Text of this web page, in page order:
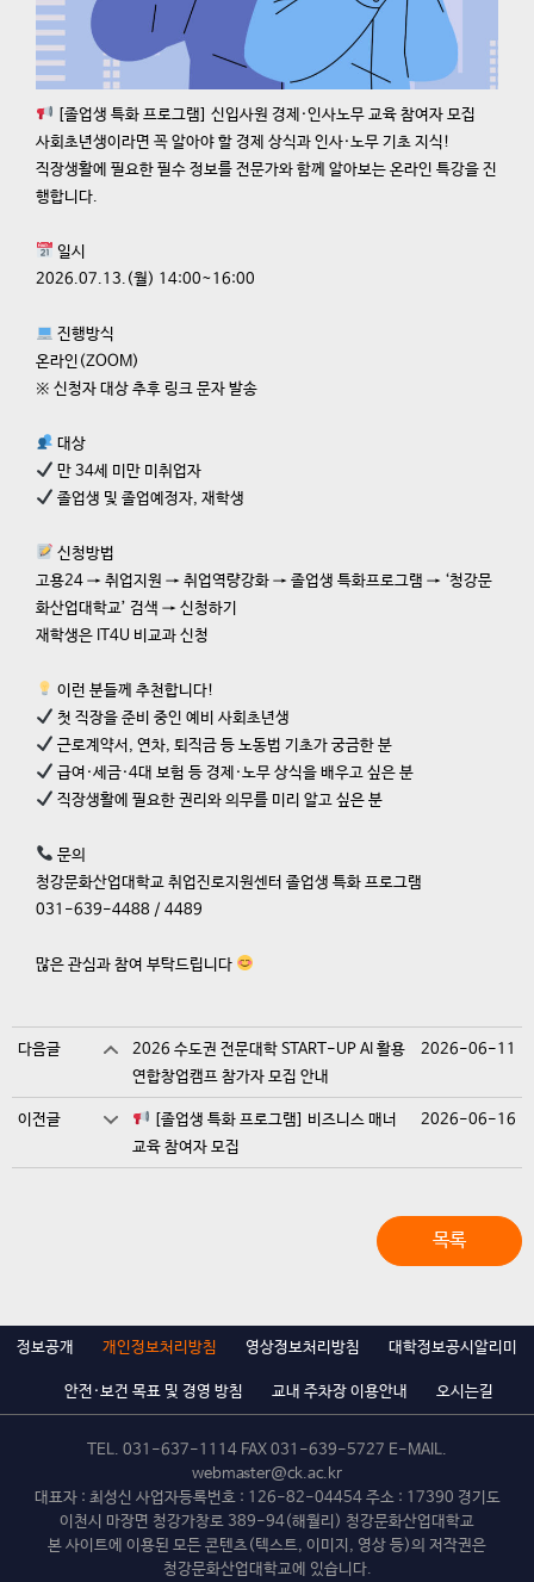
[졸업생 특화 프로그램] 신입사원 경제·인사노무 교육 참여자 모집
사회초년생이라면 꼭 알아야 할 경제 상식과 인사·노무 기초 지식!
직장생활에 필요한 필수 정보를 전문가와 함께 알아보는 온라인 특강을 진
행합니다.
일시
2026.07.13.(월) 14:00~16:00
진행방식
온라인(ZOOM)
※ 신청자 대상 추후 링크 문자 발송
대상
만 34세 미만 미취업자
졸업생 및 졸업예정자, 재학생
신청방법
고용24 → 취업지원 → 취업역량강화 → 졸업생 특화프로그램 → ‘청강문
화산업대학교’ 검색 → 신청하기
재학생은 IT4U 비교과 신청
이런 분들께 추천합니다!
첫 직장을 준비 중인 예비 사회초년생
근로계약서, 연차, 퇴직금 등 노동법 기초가 궁금한 분
급여·세금·4대 보험 등 경제·노무 상식을 배우고 싶은 분
직장생활에 필요한 권리와 의무를 미리 알고 싶은 분
문의
청강문화산업대학교 취업진로지원센터 졸업생 특화 프로그램
031-639-4488 / 4489
많은 관심과 참여 부탁드립니다
다음글
2026 수도권 전문대학 START-UP AI 활용
연합창업캠프 참가자 모집 안내
2026-06-11
이전글
[졸업생 특화 프로그램] 비즈니스 매너
교육 참여자 모집
2026-06-16
목록
정보공개 개인정보처리방침 영상정보처리방침 대학정보공시알리미
안전·보건 목표 및 경영 방침 교내 주차장 이용안내 오시는길
TEL. 031-637-1114 FAX 031-639-5727 E-MAIL.
webmaster@ck.ac.kr
대표자 : 최성신 사업자등록번호 : 126-82-04454 주소 : 17390 경기도
이천시 마장면 청강가창로 389-94(해월리) 청강문화산업대학교
본 사이트에 이용된 모든 콘텐츠(텍스트, 이미지, 영상 등)의 저작권은
청강문화산업대학교에 있습니다.